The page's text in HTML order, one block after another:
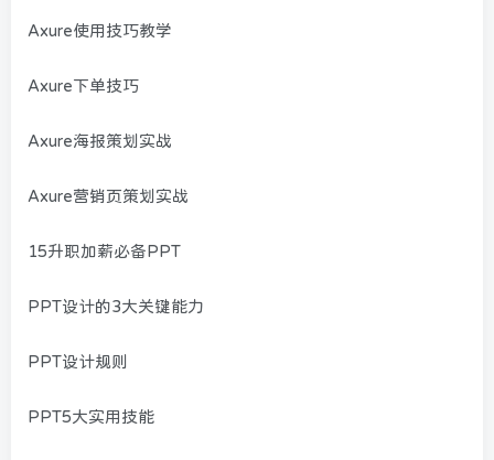
Axure使用技巧教学
Axure下单技巧
Axure海报策划实战
Axure营销页策划实战
15升职加薪必备PPT
PPT设计的3大关键能力
PPT设计规则
PPT5大实用技能